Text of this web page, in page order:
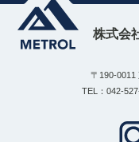
株式会
〒190-0011
TEL：042-